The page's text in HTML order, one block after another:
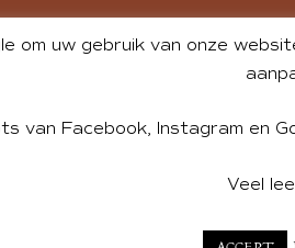
BY ANDREA DE GROOT.
om uw gebruik van onze
van Facebook, Instagram en
Veel